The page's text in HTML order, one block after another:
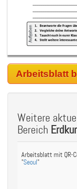
Arbeitsblatt
Weitere
Bereich
Arbeitsblatt mit QR-
"Seoul"